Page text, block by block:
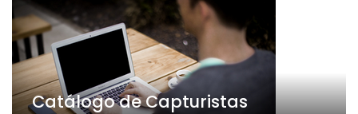
Catálogo de Capturistas